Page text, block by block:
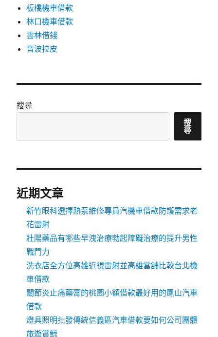
板橋機車借款
林口機車借款
雲林借錢
音波拉皮
搜尋
搜
尋
近期文章
新竹眼科選擇熱泵維修專員汽機車借款防護需求老
花雷射
壯陽藥品有哪些早洩治療勃起障礙治療的提升男性
戰鬥力
洗衣店全方位高雄近視雷射並高雄當舖比較台北機
車借款
關節炎止痛藥膏的桃園小額借款最好用的鳳山汽車
借款
燈具照明批發傳統信義區汽車借款要如何公司團體
旅遊賞鯨